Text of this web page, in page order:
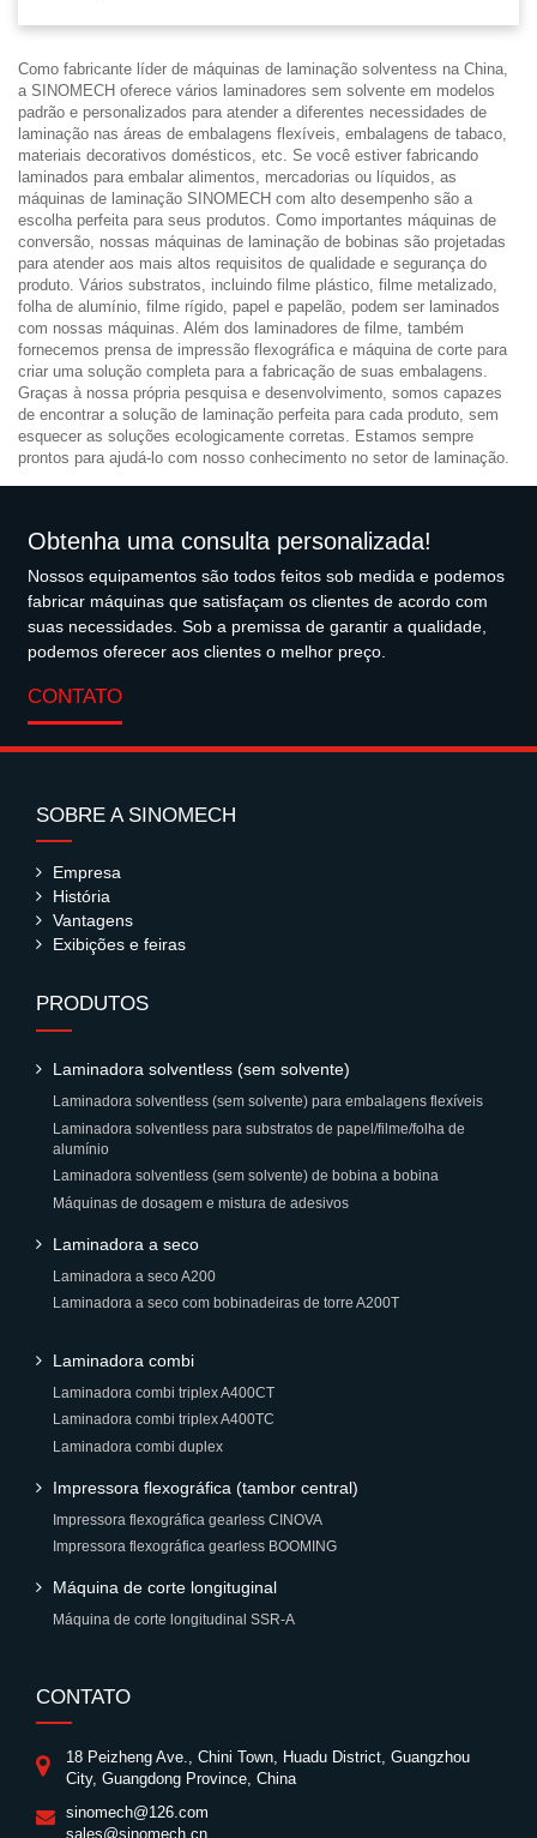
Como fabricante líder de máquinas de laminação solventess na China,
a SINOMECH oferece vários laminadores sem solvente em modelos
padrão e personalizados para atender a diferentes necessidades de
laminação nas áreas de embalagens flexíveis, embalagens de tabaco,
materiais decorativos domésticos, etc. Se você estiver fabricando
laminados para embalar alimentos, mercadorias ou líquidos, as
máquinas de laminação SINOMECH com alto desempenho são a
escolha perfeita para seus produtos. Como importantes máquinas de
conversão, nossas máquinas de laminação de bobinas são projetadas
para atender aos mais altos requisitos de qualidade e segurança do
produto. Vários substratos, incluindo filme plástico, filme metalizado,
folha de alumínio, filme rígido, papel e papelão, podem ser laminados
com nossas máquinas. Além dos laminadores de filme, também
fornecemos prensa de impressão flexográfica e máquina de corte para
criar uma solução completa para a fabricação de suas embalagens.
Graças à nossa própria pesquisa e desenvolvimento, somos capazes
de encontrar a solução de laminação perfeita para cada produto, sem
esquecer as soluções ecologicamente corretas. Estamos sempre
prontos para ajudá-lo com nosso conhecimento no setor de laminação.
Obtenha uma consulta personalizada!
Nossos equipamentos são todos feitos sob medida e podemos
fabricar máquinas que satisfaçam os clientes de acordo com
suas necessidades. Sob a premissa de garantir a qualidade,
podemos oferecer aos clientes o melhor preço.
CONTATO
SOBRE A SINOMECH
Empresa
História
Vantagens
Exibições e feiras
PRODUTOS
Laminadora solventless (sem solvente)
Laminadora solventless (sem solvente) para embalagens flexíveis
Laminadora solventless para substratos de papel/filme/folha de
alumínio
Laminadora solventless (sem solvente) de bobina a bobina
Máquinas de dosagem e mistura de adesivos
Laminadora a seco
Laminadora a seco A200
Laminadora a seco com bobinadeiras de torre A200T
Laminadora combi
Laminadora combi triplex A400CT
Laminadora combi triplex A400TC
Laminadora combi duplex
Impressora flexográfica (tambor central)
Impressora flexográfica gearless CINOVA
Impressora flexográfica gearless BOOMING
Máquina de corte longituginal
Máquina de corte longitudinal SSR-A
CONTATO
18 Peizheng Ave., Chini Town, Huadu District, Guangzhou
City, Guangdong Province, China
sinomech@126.com
sales@sinomech.cn